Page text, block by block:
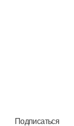
Подписаться